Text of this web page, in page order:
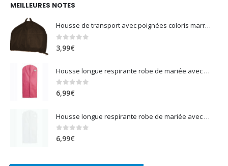
MEILLEURES NOTES
Housse de transport avec poignées coloris marron
0 sur 5
3,99€
Housse longue respirante robe de mariée avec soufflet fushia
0 sur 5
6,99€
Housse longue respirante robe de mariée avec soufflet blanc
0 sur 5
6,99€